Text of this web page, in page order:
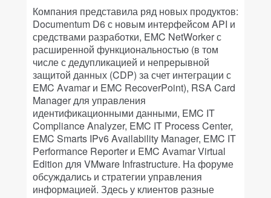
Компания представила ряд новых продуктов:
Documentum D6 с новым интерфейсом API и
средствами разработки, EMC NetWorker с
расширенной функциональностью (в том
числе с дедупликацией и непрерывной
защитой данных (CDP) за счет интеграции с
EMC Avamar и EMC RecoverPoint), RSA Card
Manager для управления
идентификационными данными, EMC IT
Compliance Analyzer, EMC IT Process Center,
EMC Smarts IPv6 Availability Manager, EMC IT
Performance Reporter и EMC Avamar Virtual
Edition для VMware Infrastructure. На форуме
обсуждались и стратегии управления
информацией. Здесь у клиентов разные